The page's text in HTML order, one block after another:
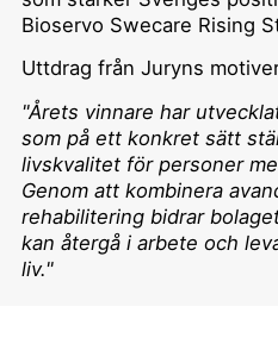
Bioservo Swecare Rising
Uttdrag från Juryns
"Årets vinnare har
som på ett konkret sätt
livskvalitet för personer
Genom att kombinera
rehabilitering bidrar
kan återgå i arbete och
liv."